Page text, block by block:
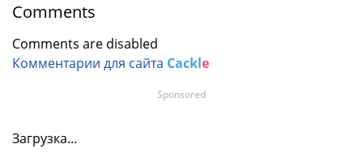
Comments
Comments are disabled
Комментарии для сайта Cackle
Загрузка...
Sponsored